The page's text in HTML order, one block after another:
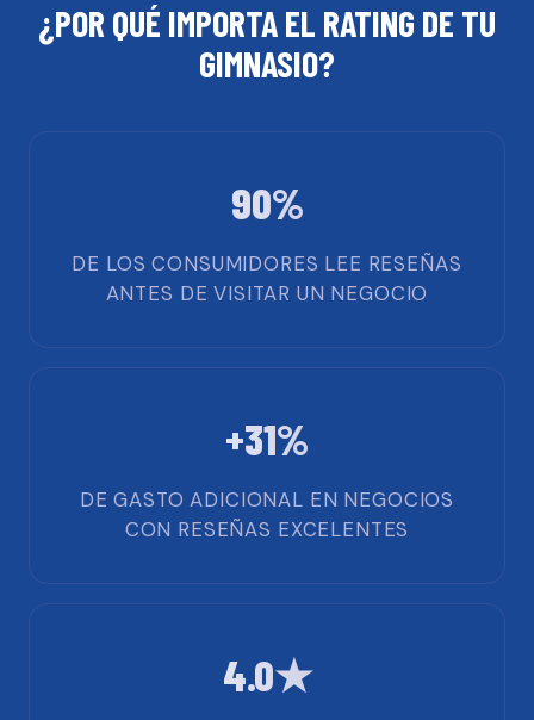
¿POR QUÉ IMPORTA EL RATING DE TU
GIMNASIO?
90%
DE LOS CONSUMIDORES LEE RESEÑAS
ANTES DE VISITAR UN NEGOCIO
+31%
DE GASTO ADICIONAL EN NEGOCIOS
CON RESEÑAS EXCELENTES
4.0★